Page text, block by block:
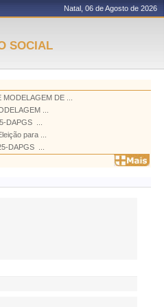
Natal, 06 de Agosto de 2026
SOCIAL
DE ...
...
 ...
para ...
 ...